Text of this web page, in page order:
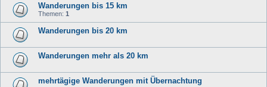
Wanderungen bis 15 km
Themen: 1
Wanderungen bis 20 km
Wanderungen mehr als 20 km
mehrtägige Wanderungen mit Übernachtung